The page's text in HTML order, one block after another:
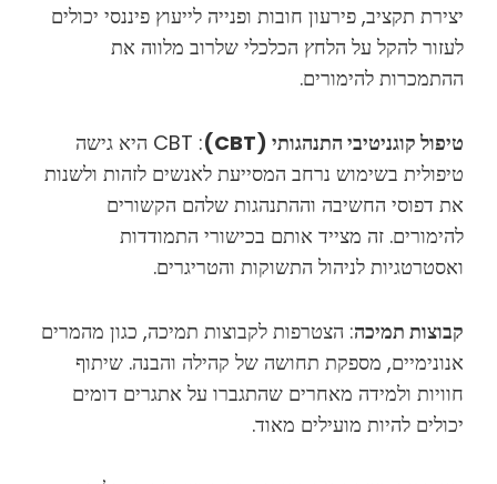
יצירת תקציב, פירעון חובות ופנייה לייעוץ פיננסי יכולים
לעזור להקל על הלחץ הכלכלי שלרוב מלווה את
ההתמכרות להימורים.
טיפול קוגניטיבי התנהגותי (CBT)
: CBT היא גישה
טיפולית בשימוש נרחב המסייעת לאנשים לזהות ולשנות
את דפוסי החשיבה וההתנהגות שלהם הקשורים
להימורים. זה מצייד אותם בכישורי התמודדות
ואסטרטגיות לניהול התשוקות והטריגרים.
קבוצות תמיכה: הצטרפות לקבוצות תמיכה, כגון מהמרים
אנונימיים, מספקת תחושה של קהילה והבנה. שיתוף
חוויות ולמידה מאחרים שהתגברו על אתגרים דומים
יכולים להיות מועילים מאוד.